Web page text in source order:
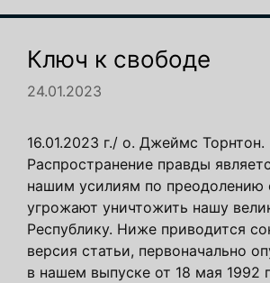
Ключ к свободе
24.01.2023
16.01.2023 г./ о. Джеймс Торнтон.
Распространение правды
нашим усилиям по преодолению
угрожают уничтожить нашу
Республику. Ниже приводится
версия статьи, первоначально
в нашем выпуске от 18 мая 1992